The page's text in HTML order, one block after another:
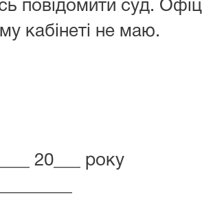
повідомити суд.
кабінеті не маю.
20___